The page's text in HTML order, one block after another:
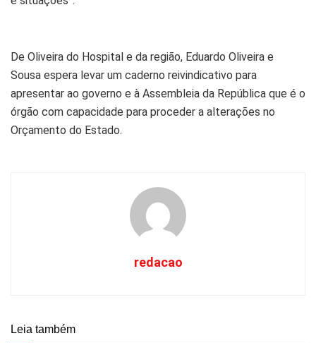
De Oliveira do Hospital e da região, Eduardo Oliveira e
Sousa espera levar um caderno reivindicativo para
apresentar ao governo e à Assembleia da República que é o
órgão com capacidade para proceder a alterações no
Orçamento do Estado.
redacao
Leia também